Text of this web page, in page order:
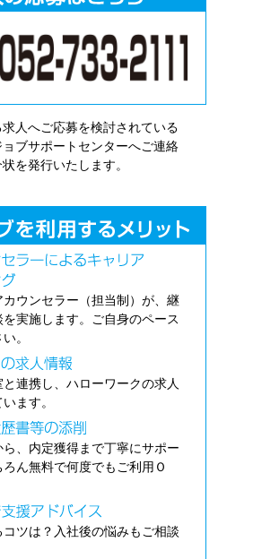
人へご応募を検討されている
ブサポートセンターへご連絡
を発行いたします。
ウンセラー（担当制）が、継
実施します。ご自身のペース
。
連携し、ハローワークの求人
ます。
、内定獲得まで丁寧にサポー
ろん無料で何度でもご利用Ｏ
ツは？入社後の悩みもご相談